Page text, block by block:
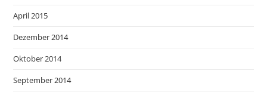
April 2015
Dezember 2014
Oktober 2014
September 2014